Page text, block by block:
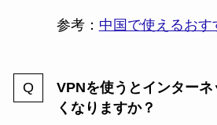
参考： 中国で使えるおす
VPNを使うとインター
くなりますか？